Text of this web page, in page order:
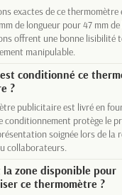
exactes de ce thermomètre
de longueur pour 47 mm
offrent une bonne lisibilité
manipulable.
conditionné ce
?
publicitaire est livré en
conditionnement protège le
soignée lors de la
collaborateurs.
la zone disponible pour
ce thermomètre ?